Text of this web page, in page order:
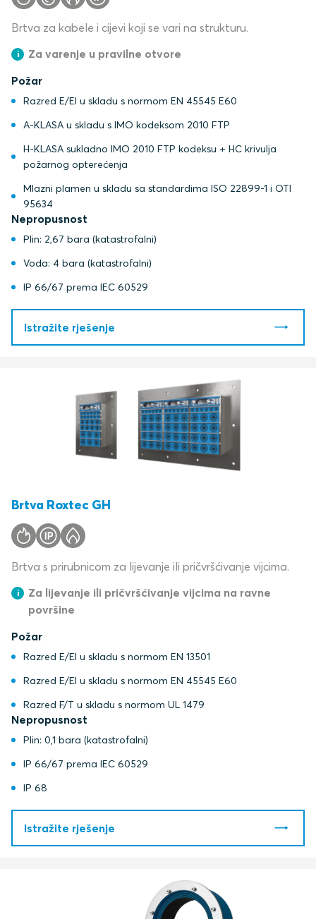
Brtva za kabele i cijevi koji se vari na strukturu.
Za varenje u pravilne otvore
Požar
Razred E/EI u skladu s normom EN 45545 E60
A-KLASA u skladu s IMO kodeksom 2010 FTP
H-KLASA sukladno IMO 2010 FTP kodeksu + HC krivulja
požarnog opterećenja
Mlazni plamen u skladu sa standardima ISO 22899-1 i OTI
95634
Nepropusnost
Plin: 2,67 bara (katastrofalni)
Voda: 4 bara (katastrofalni)
IP 66/67 prema IEC 60529
Istražite rješenje
Brtva Roxtec GH
Brtva s prirubnicom za lijevanje ili pričvršćivanje vijcima.
Za lijevanje ili pričvršćivanje vijcima na ravne
površine
Požar
Razred E/EI u skladu s normom EN 13501
Razred E/EI u skladu s normom EN 45545 E60
Razred F/T u skladu s normom UL 1479
Nepropusnost
Plin: 0,1 bara (katastrofalni)
IP 66/67 prema IEC 60529
IP 68
Istražite rješenje